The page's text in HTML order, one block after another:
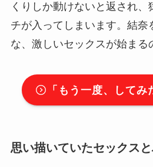
くりしか動けないと返され、
チが入ってしまいます。結奈
な、激しいセックスが始まる
「 もう一度、してみ
思い描いていたセックス